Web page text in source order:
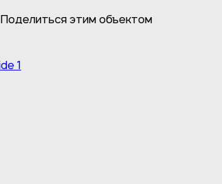
Поделиться этим объектом